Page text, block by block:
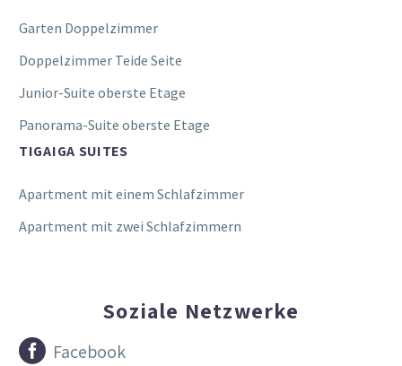
Garten Doppelzimmer
Doppelzimmer Teide Seite
Junior-Suite oberste Etage
Panorama-Suite oberste Etage
TIGAIGA SUITES
Apartment mit einem Schlafzimmer
Apartment mit zwei Schlafzimmern
Soziale Netzwerke

 Facebook